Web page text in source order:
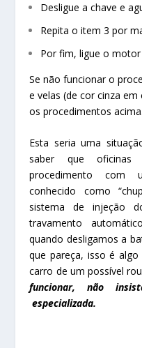
Desligue a chave e
Repita o item 3 por
Por fim, ligue o
Se não funcionar o
e velas (de cor cinza
os procedimentos acima.
Esta seria uma
saber que oficinas
procedimento com
conhecido como
sistema de injeção
travamento
quando desligamos a
que pareça, isso é
carro de um possível
funcionar, não
especializada.